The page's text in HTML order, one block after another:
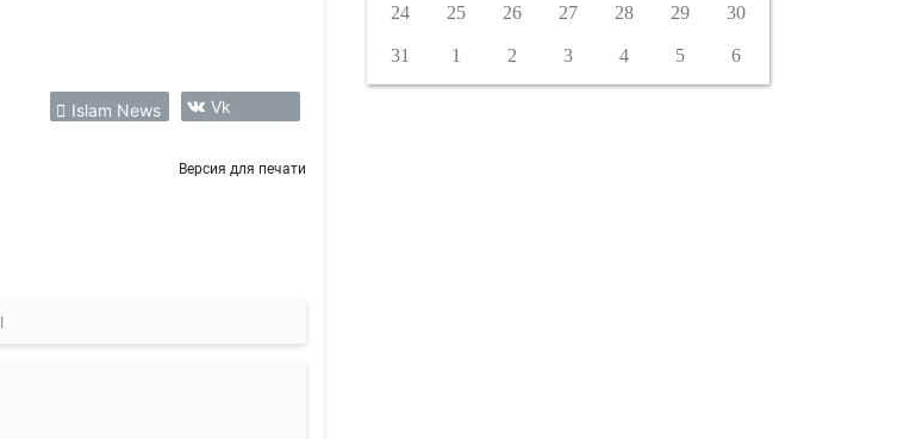
Islam News Vk
Версия для печати
24 25 26 27 28 29 30
31 1 2 3 4 5 6